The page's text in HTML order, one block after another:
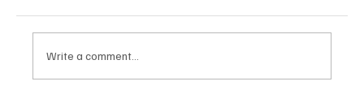
Write a comment...